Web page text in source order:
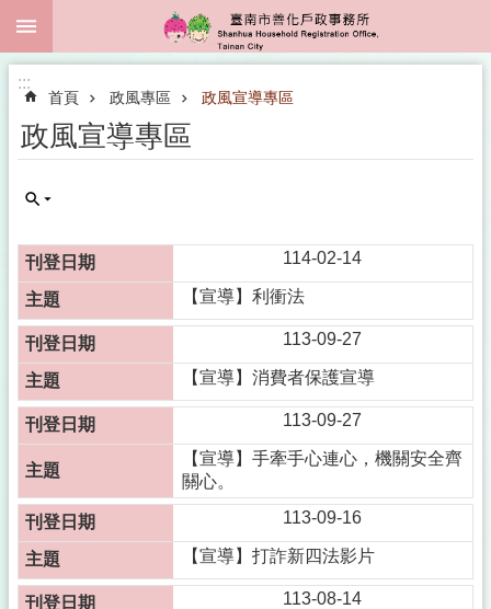
跳到主要內容區塊
:::
首頁 政風專區 政風宣導專區
政風宣導專區
114-02-14
【宣導】利衝法
113-09-27
【宣導】消費者保護宣導
113-09-27
【宣導】手牽手心連心，機關安全齊
關心。
113-09-16
【宣導】打詐新四法影片
113-08-14